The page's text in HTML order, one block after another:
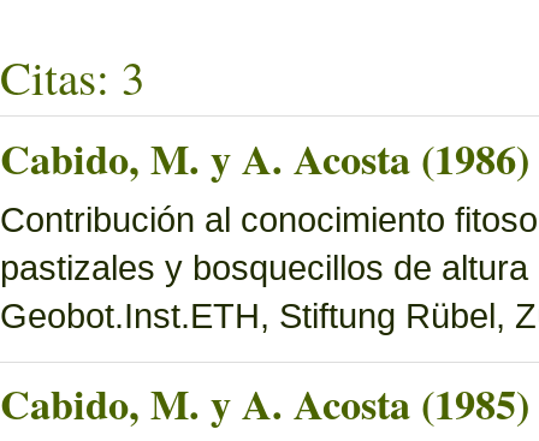
Citas: 3
Cabido, M. y A. Acosta (1986)
Contribución al conocimiento
pastizales y bosquecillos de
Geobot.Inst.ETH, Stiftung Rübel,
Cabido, M. y A. Acosta (1985)